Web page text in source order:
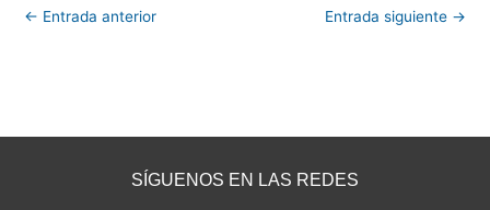
← Entrada anterior Entrada siguiente →
SÍGUENOS EN LAS REDES